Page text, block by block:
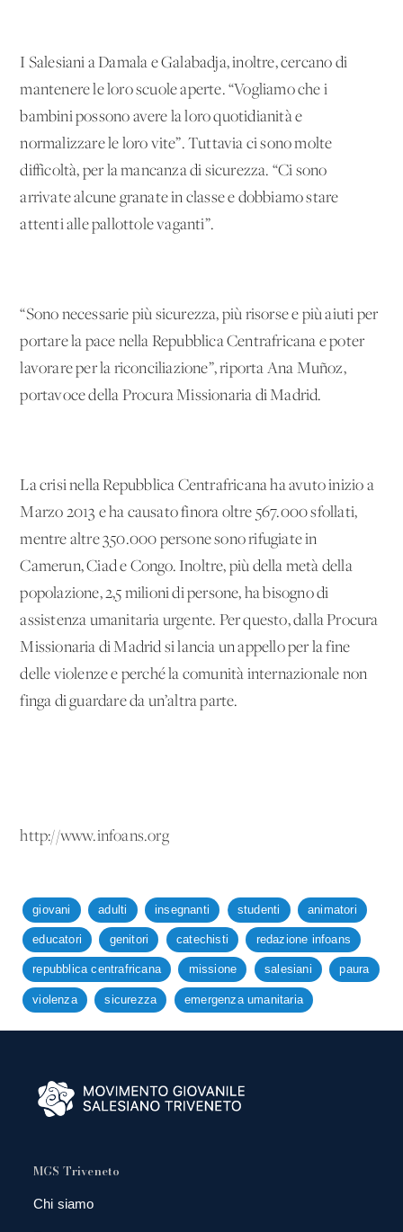
I Salesiani a Damala e Galabadja, inoltre, cercano di
mantenere le loro scuole aperte. “Vogliamo che i
bambini possono avere la loro quotidianità e
normalizzare le loro vite”. Tuttavia ci sono molte
difficoltà, per la mancanza di sicurezza. “Ci sono
arrivate alcune granate in classe e dobbiamo stare
attenti alle pallottole vaganti”.
“Sono necessarie più sicurezza, più risorse e più aiuti per
portare la pace nella Repubblica Centrafricana e poter
lavorare per la riconciliazione”, riporta Ana Muñoz,
portavoce della Procura Missionaria di Madrid.
La crisi nella Repubblica Centrafricana ha avuto inizio a
Marzo 2013 e ha causato finora oltre 567.000 sfollati,
mentre altre 350.000 persone sono rifugiate in
Camerun, Ciad e Congo. Inoltre, più della metà della
popolazione, 2,5 milioni di persone, ha bisogno di
assistenza umanitaria urgente. Per questo, dalla Procura
Missionaria di Madrid si lancia un appello per la fine
delle violenze e perché la comunità internazionale non
finga di guardare da un’altra parte.
http://www.infoans.org
giovani adulti insegnanti studenti animatori
educatori genitori catechisti redazione infoans
repubblica centrafricana missione salesiani paura
violenza sicurezza emergenza umanitaria
MGS Triveneto
Chi siamo